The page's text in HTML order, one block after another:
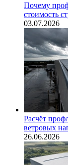
Почему
стоимость
03.07.2026
Расчёт
ветровых
26.06.2026